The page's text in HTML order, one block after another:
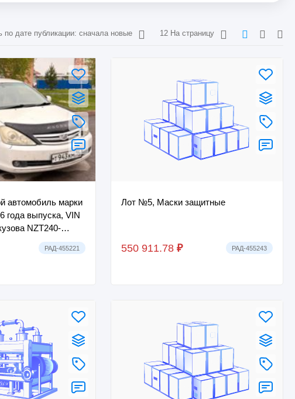
по дате публикации: сначала новые 12 На страницу
автомобиль марки
года выпуска, VIN
NZT240-
ГРЗ Т943КМ14,
РАД-455221
Лот №5, Маски защитные
550 911.78 ₽ РАД-455243